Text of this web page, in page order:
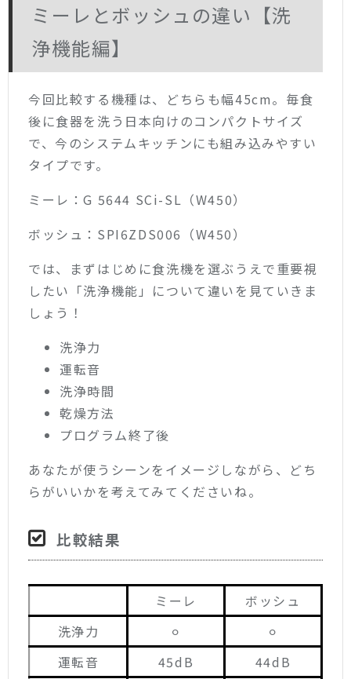
ミーレとボッシュの違い【洗
浄機能編】
今回比較する機種は、どちらも幅45cm。毎食
後に食器を洗う日本向けのコンパクトサイズ
で、今のシステムキッチンにも組み込みやすい
タイプです。
ミーレ：G 5644 SCi-SL（W450）
ボッシュ：SPI6ZDS006（W450）
では、まずはじめに食洗機を選ぶうえで重要視
したい「洗浄機能」について違いを見ていきま
しょう！
洗浄力
運転音
洗浄時間
乾燥方法
プログラム終了後
あなたが使うシーンをイメージしながら、どち
らがいいかを考えてみてくださいね。
比較結果
ミーレ
ボッシュ
洗浄力
⚪︎
⚪︎
運転音
45dB
44dB